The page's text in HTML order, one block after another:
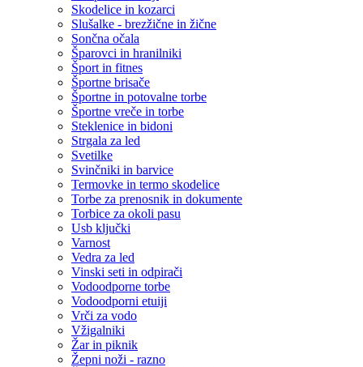
Skodelice in kozarci
Slušalke - brezžične in žične
Sončna očala
Šparovci in hranilniki
Šport in fitnes
Športne brisače
Športne in potovalne torbe
Športne vreče in torbe
Steklenice in bidoni
Strgala za led
Svetilke
Svinčniki in barvice
Termovke in termo skodelice
Torbe za prenosnik in dokumente
Torbice za okoli pasu
Usb ključki
Varnost
Vedra za led
Vinski seti in odpirači
Vodoodporne torbe
Vodoodporni etuiji
Vrči za vodo
Vžigalniki
Žar in piknik
Žepni noži - razno